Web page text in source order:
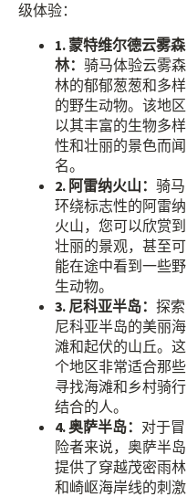
级体验：
1. 蒙特维尔德云雾森
林： 骑马体验云雾森
林的郁郁葱葱和多样
的野生动物。该地区
以其丰富的生物多样
性和壮丽的景色而闻
名。
2. 阿雷纳火山： 骑马
环绕标志性的阿雷纳
火山，您可以欣赏到
壮丽的景观，甚至可
能在途中看到一些野
生动物。
3. 尼科亚半岛： 探索
尼科亚半岛的美丽海
滩和起伏的山丘。这
个地区非常适合那些
寻找海滩和乡村骑行
结合的人。
4. 奥萨半岛： 对于冒
险者来说，奥萨半岛
提供了穿越茂密雨林
和崎岖海岸线的刺激